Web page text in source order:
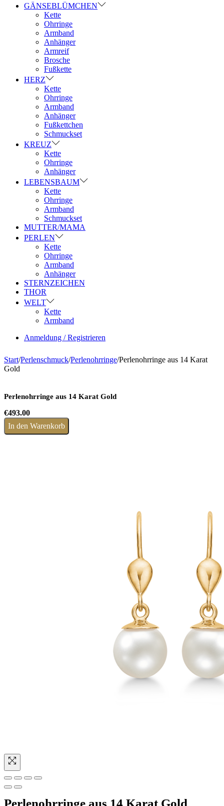
GÄNSEBLÜMCHEN
Kette
Ohrringe
Armband
Anhänger
Armreif
Brosche
Fußkette
HERZ
Kette
Ohrringe
Armband
Anhänger
Fußkettchen
Schmuckset
KREUZ
Kette
Ohrringe
Anhänger
LEBENSBAUM
Kette
Ohrringe
Armband
Schmuckset
MUTTER/MAMA
PERLEN
Kette
Ohrringe
Armband
Anhänger
STERNZEICHEN
THOR
WELT
Kette
Armband
Anmeldung / Registrieren
Start/Perlenschmuck/Perlenohrringe/Perlenohrringe aus 14 Karat
Gold
Perlenohrringe aus 14 Karat Gold
€493.00
In den Warenkorb
Perlenohrringe aus 14 Karat Gold